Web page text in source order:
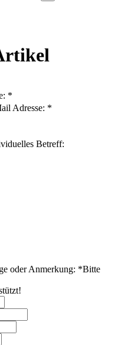
*
Adresse: *
Betreff:
oder Anmerkung: *Bitte